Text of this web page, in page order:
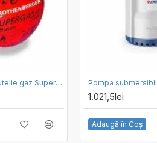
ROTHENBERGER Butelie gaz Supergas C200
1.021,5lei
Adaugă în Coş